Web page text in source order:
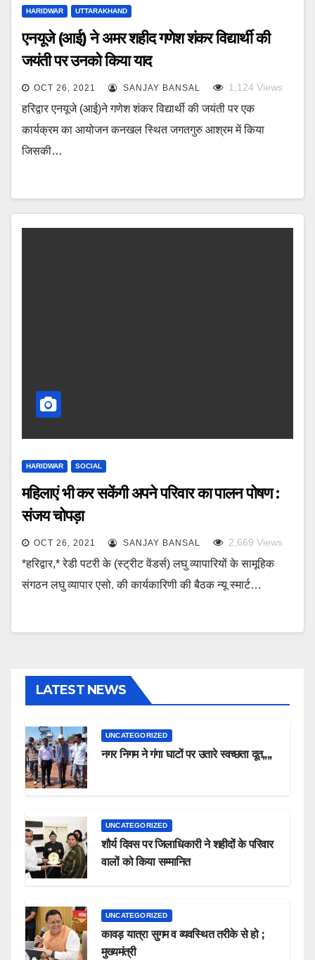
HARIDWAR UTTARAKHAND
एनयूजे (आई) ने अमर शहीद गणेश शंकर विद्यार्थी की
जयंती पर उनको किया याद
OCT 26, 2021 SANJAY BANSAL 1,124 Views
हरिद्वार एनयूजे (आई)ने गणेश शंकर विद्यार्थी की जयंती पर एक
कार्यक्रम का आयोजन कनखल स्थित जगतगुरु आश्रम में किया
जिसकी…
HARIDWAR SOCIAL
महिलाएं भी कर सकेंगी अपने परिवार का पालन पोषण :
संजय चोपड़ा
OCT 26, 2021 SANJAY BANSAL 2,669 Views
*हरिद्वार,* रेडी पटरी के (स्ट्रीट वेंडर्स) लघु व्यापारियों के सामूहिक
संगठन लघु व्यापार एसो. की कार्यकारिणी की बैठक न्यू स्मार्ट…
LATEST NEWS
UNCATEGORIZED
नगर निगम ने गंगा घाटों पर उतारे स्वच्छता दूत,,,,
UNCATEGORIZED
शौर्य दिवस पर जिलाधिकारी ने शहीदों के परिवार
वालों को किया सम्मानित
UNCATEGORIZED
कावड़ यात्रा सुगम व व्यवस्थित तरीके से हो ;
मुख्यमंत्री